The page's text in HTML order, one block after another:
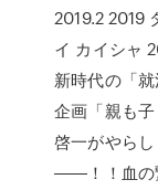
2019.2 2019
イ カイシャ
新時代の「
企画「親も子
啓一がやら
――！！血の